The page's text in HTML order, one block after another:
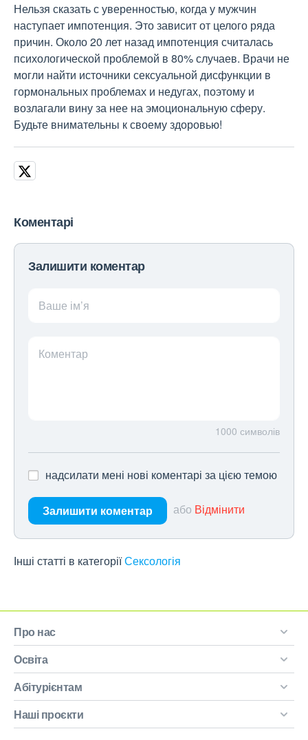
Нельзя сказать с уверенностью, когда у мужчин
наступает импотенция. Это зависит от целого ряда
причин. Около 20 лет назад импотенция считалась
психологической проблемой в 80% случаев. Врачи не
могли найти источники сексуальной дисфункции в
гормональных проблемах и недугах, поэтому и
возлагали вину за нее на эмоциональную сферу.
Будьте внимательны к своему здоровью!
Коментарі
Залишити коментар
Ваше ім’я
Коментар
1000 символів
надсилати мені нові коментарі за цією темою
Залишити коментар або Відмінити
Інші статті в категоріїСексологія
Про нас
Освіта
Абітурієнтам
Наші проєкти